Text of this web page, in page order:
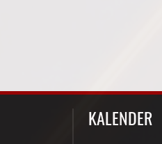
KALENDER